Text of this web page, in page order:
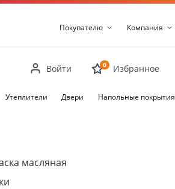
Покупателю Компания
Войти 0 Избранное
Утеплители Двери Напольные покрытия
масляная